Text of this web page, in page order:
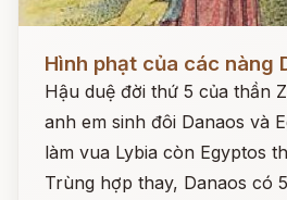
Hình phạt của các nàng
Hậu duệ đời thứ 5 của thần
anh em sinh đôi Danaos và
làm vua Lybia còn Egyptos
Trùng hợp thay, Danaos có